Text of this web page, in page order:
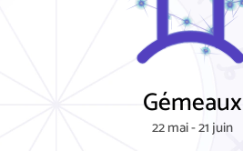
Gémeaux
22 mai - 21 juin